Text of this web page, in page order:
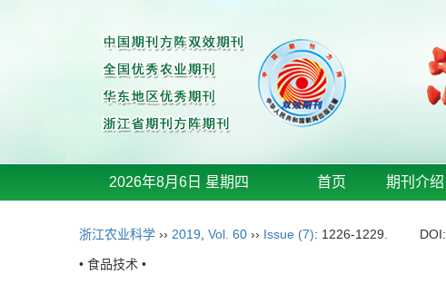
2026年8月6日 星期四 首页 期刊介绍
浙江农业科学 ›› 2019 Vol. 60 ›› Issue (7): 1226-1229. DOI:
• 食品技术 •